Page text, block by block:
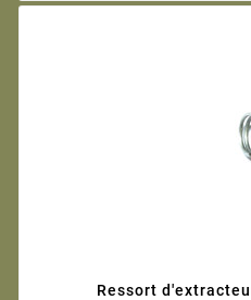
Ressort